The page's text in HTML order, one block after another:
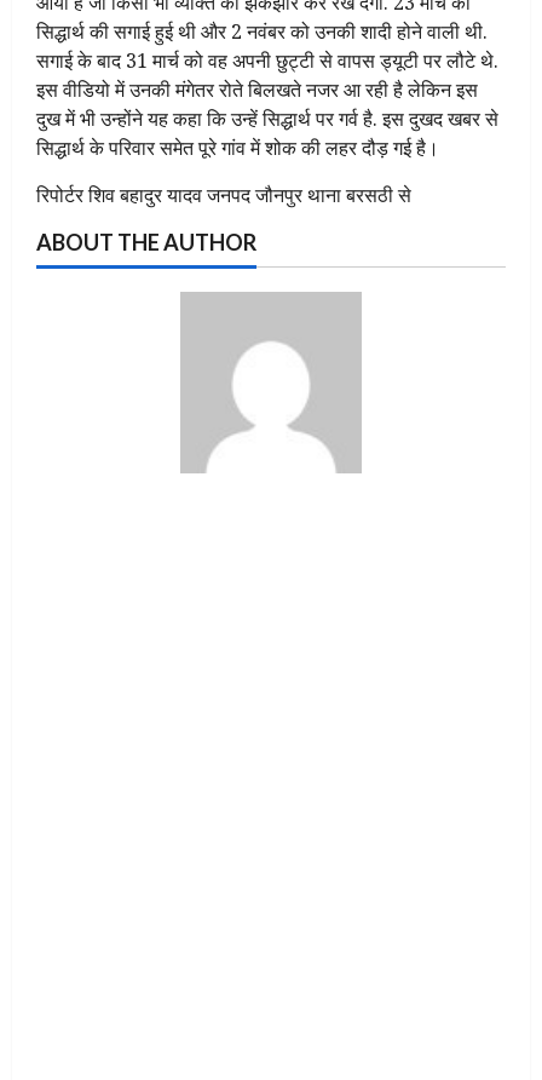
सिद्धार्थ की सगाई हुई थी और 2 नवंबर को उनकी शादी होने वाली थी.
सगाई के बाद 31 मार्च को वह अपनी छुट्टी से वापस ड्यूटी पर लौटे थे.
इस वीडियो में उनकी मंगेतर रोते बिलखते नजर आ रही है लेकिन इस
दुख में भी उन्होंने यह कहा कि उन्हें सिद्धार्थ पर गर्व है. इस दुखद खबर से
सिद्धार्थ के परिवार समेत पूरे गांव में शोक की लहर दौड़ गई है।
रिपोर्टर शिव बहादुर यादव जनपद जौनपुर थाना बरसठी से
ABOUT THE AUTHOR